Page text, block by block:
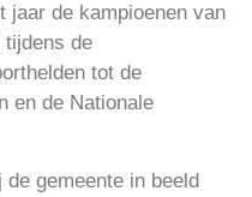
jaar de kampioenen van
tijdens de
tot de
en de Nationale
gemeente in beeld